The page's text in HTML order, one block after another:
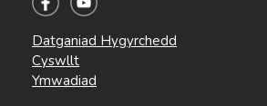
Datganiad Hygyrchedd
Cyswllt
Ymwadiad